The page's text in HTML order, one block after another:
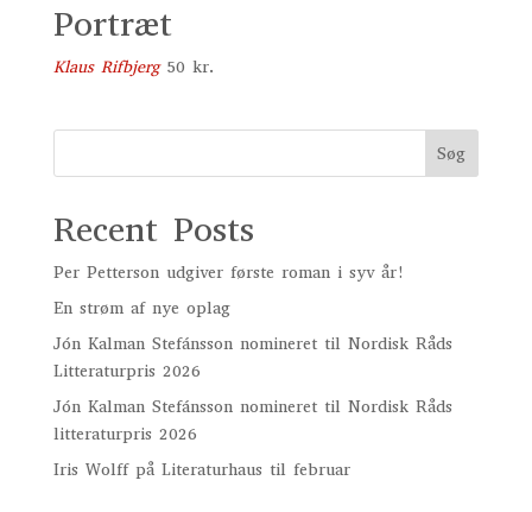
Portræt
Klaus Rifbjerg 50 kr.
Søg
Recent Posts
Per Petterson udgiver første roman i syv år!
En strøm af nye oplag
Jón Kalman Stefánsson nomineret til Nordisk Råds
Litteraturpris 2026
Jón Kalman Stefánsson nomineret til Nordisk Råds
litteraturpris 2026
Iris Wolff på Literaturhaus til februar